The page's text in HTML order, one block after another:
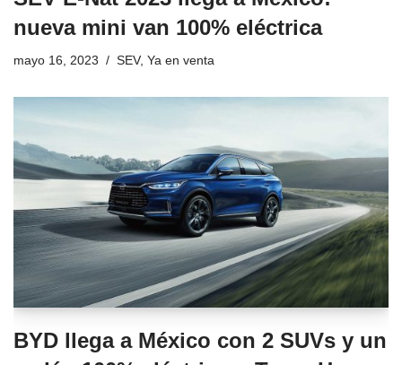
nueva mini van 100% eléctrica
mayo 16, 2023 SEV, Ya en venta
BYD llega a México con 2 SUVs y un